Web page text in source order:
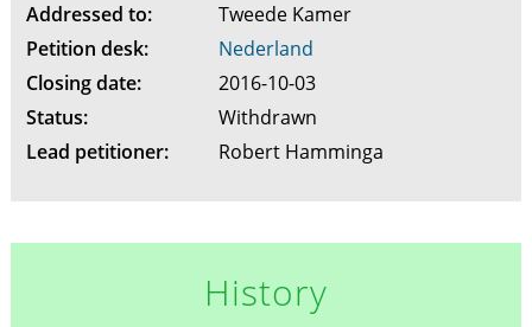
Addressed to:
Tweede Kamer
Petition desk:
Nederland
Closing date:
2016-10-03
Status:
Withdrawn
Lead petitioner:
Robert Hamminga
History